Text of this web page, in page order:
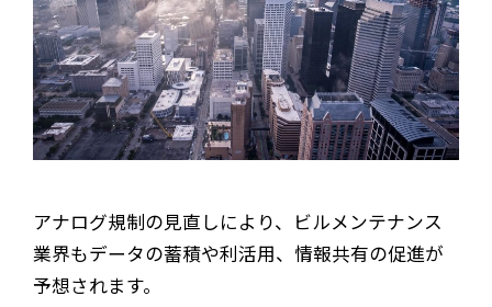
アナログ規制の見直しにより、ビルメンテナンス
業界もデータの蓄積や利活用、情報共有の促進が
予想されます。